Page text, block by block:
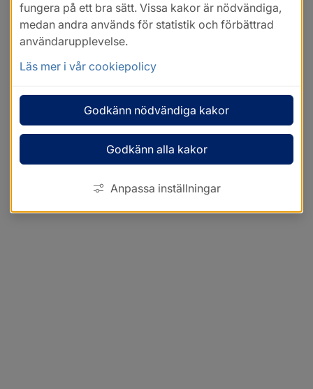
fungera på ett bra sätt. Vissa kakor är nödvändiga,
medan andra används för statistik och förbättrad
användarupplevelse.
Läs mer i vår cookiepolicy
Godkänn nödvändiga kakor
Godkänn alla kakor
Anpassa inställningar